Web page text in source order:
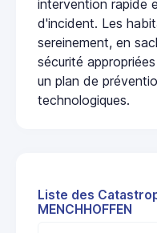
intervention rapide
d'incident. Les
sereinement, en
sécurité
un plan de
technologiques.
Liste des
MENCHHOFFEN